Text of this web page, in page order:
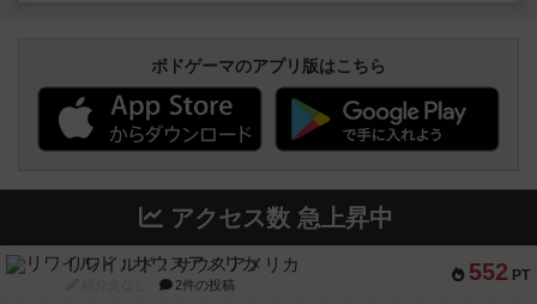
ボドゲーマのアプリ版はこちら
アクセス数 急上昇中
552 PT
リワイルド：サウスアメリカ
2件の投稿